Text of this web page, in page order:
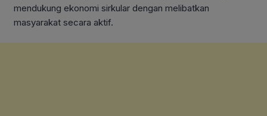
mendukung ekonomi sirkular dengan melibatkan
masyarakat secara aktif.